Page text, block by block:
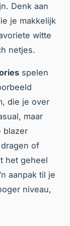
Denk aan
je makkelijk
witte
netjes.
spelen
die je over
maar
blazer
of
het geheel
aanpak til je
niveau,